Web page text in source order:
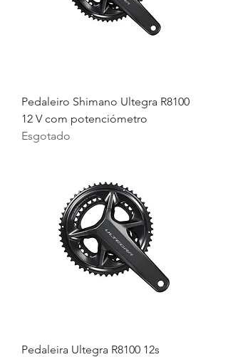
Pedaleiro Shimano Ultegra R8100
12 V com potenciómetro
Esgotado
Pedaleira Ultegra R8100 12s